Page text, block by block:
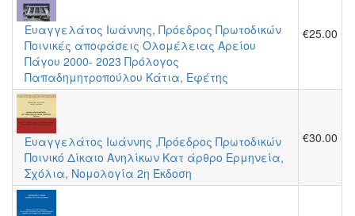
Ευαγγελάτος Ιωάννης, Πρόεδρος Πρωτοδικών
Ποινικές αποφάσεις Ολομέλειας Αρείου
Πάγου 2000- 2023 Πρόλογος
Παπαδημητροπούλου Κάτια, Εφέτης
€25.00
Ευαγγελάτος Ιωάννης ,Πρόεδρος Πρωτοδικών
Ποινικό Δίκαιο Ανηλίκων Κατ άρθρο Ερμηνεία,
Σχόλια, Νομολογία 2η Έκδοση
€30.00